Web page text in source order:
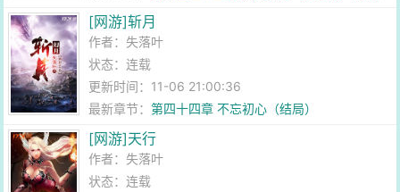
本感言）】
[网游]斩月
作者：失落叶
状态：连载
更新时间：11-06 21:00:36
最新章节：第四十四章 不忘初心（结局）
[网游]天行
作者：失落叶
状态：连载